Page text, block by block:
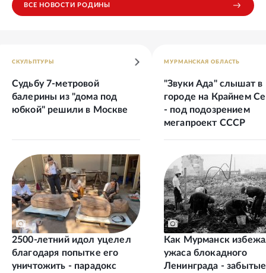
ВСЕ НОВОСТИ РОДИНЫ
СКУЛЬПТУРЫ
Судьбу 7-метровой
балерины из "дома под
юбкой" решили в Москве
2500-летний идол уцелел
благодаря попытке его
уничтожить - парадокс
МУРМАНСКАЯ ОБЛАСТЬ
"Звуки Ада" слышат в
городе на Крайнем
- под подозрением
мегапроект СССР
Как Мурманск
ужаса блокадного
Ленинграда - забытые